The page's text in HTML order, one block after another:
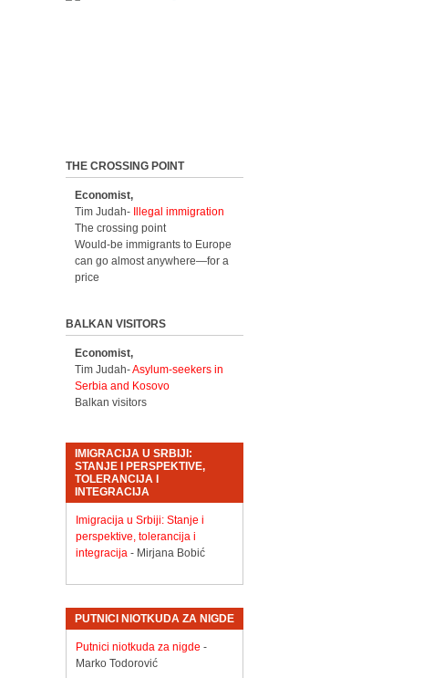
THE CROSSING POINT
Economist,
Tim Judah-
Illegal immigration
The crossing point
Would-be immigrants to Europe
can go almost anywhere—for a
price
BALKAN VISITORS
Economist,
Tim Judah-Asylum-seekers in
Serbia and Kosovo
Balkan visitors
IMIGRACIJA U SRBIJI:
STANJE I PERSPEKTIVE,
TOLERANCIJA I
INTEGRACIJA
Imigracija u Srbiji: Stanje i
perspektive, tolerancija i
integracija- Mirjana Bobić
PUTNICI NIOTKUDA ZA NIGDE
Putnici niotkuda za nigde -
Marko Todorović